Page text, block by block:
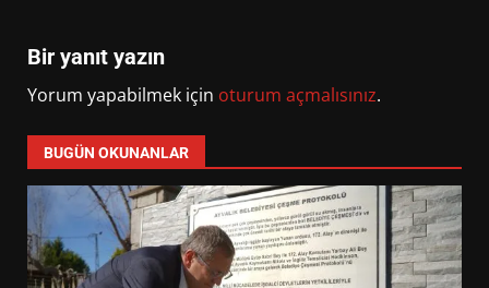
Bir yanıt yazın
Yorum yapabilmek için oturum açmalısınız.
BUGÜN OKUNANLAR